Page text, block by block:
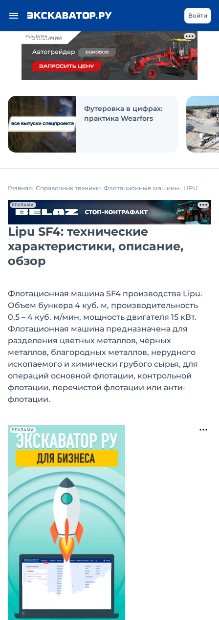
РЕКЛАМА
Войти
Футеровка в цифрах:
практика Wearfors
Главная Справочник техники Флотационные машины LIPU
РЕКЛАМА
Lipu SF4: технические
характеристики, описание,
обзор
Флотационная машина SF4 производства Lipu.
Объем бункера 4 куб. м, производительность
0,5 – 4 куб. м/мин, мощность двигателя 15 кВт.
Флотационная машина предназначена для
разделения цветных металлов, чёрных
металлов, благородных металлов, нерудного
ископаемого и химически грубого сырья, для
операций основной флотации, контрольной
флотации, перечистой флотации или анти-
флотации.
РЕКЛАМА